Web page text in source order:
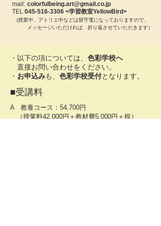
mail: colorfulbeing.art@gmail.co.jp
TEL:045-516-3306 <学習教室YellowBird>
(​授業中、アトリエ中などは留守電になっておりますので、
メッセージいただければ、折り返させていただきます）
​・以下の項については、 色彩学校へ
直接お問い合わせをください。
・​ お申込みも、 色彩学校受付となります。
​■受講料
A 教養コース：54,700円
（授業料42,000円＋教材費5,000円＋税）